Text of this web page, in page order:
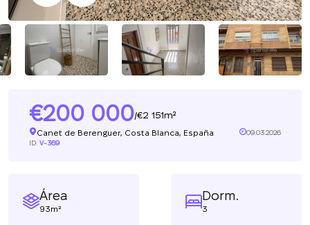
200 000/ 2 151m²
Canet de Berenguer, Costa Blanca, España
09.03.2026
ID: V-369
Área
93m²
Dorm.
3